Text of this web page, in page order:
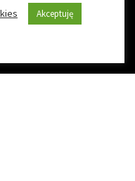
znajduje się na
prywatności
Akceptuję